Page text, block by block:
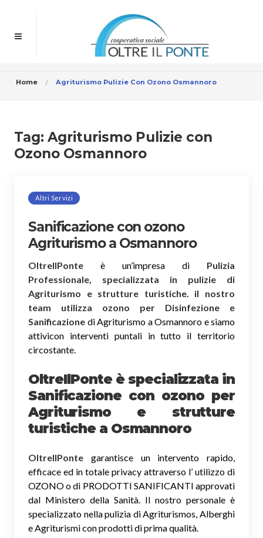
Home Agriturismo Pulizie Con Ozono Osmannoro
Tag: Agriturismo Pulizie con
Ozono Osmannoro
Altri Servizi
Sanificazione con ozono
Agriturismo a Osmannoro
OltreIlPonte è un’impresa di Pulizia
Professionale, specializzata in pulizie di
Agriturismo e strutture turistiche. il nostro
team utilizza ozono per Disinfezione e
Sanificazione di Agriturismo a Osmannoro e siamo
attivicon interventi puntali in tutto il territorio
circostante.
OltreIlPonte è specializzata in
Sanificazione con ozono per
Agriturismo e strutture
turistiche a Osmannoro
OltreIlPonte garantisce un intervento rapido,
efficace ed in totale privacy attraverso l’ utilizzo di
OZONO o di PRODOTTI SANIFICANTI approvati
dal Ministero della Sanità. Il nostro personale è
specializzato nella pulizia di Agriturismos, Alberghi
e Agriturismi con prodotti di prima qualità.